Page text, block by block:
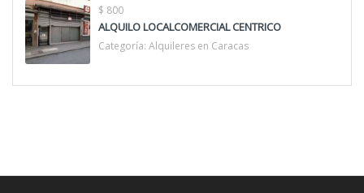
$ 800
ALQUILO LOCALCOMERCIAL CENTRICO
Categoría: Alquileres en Caracas